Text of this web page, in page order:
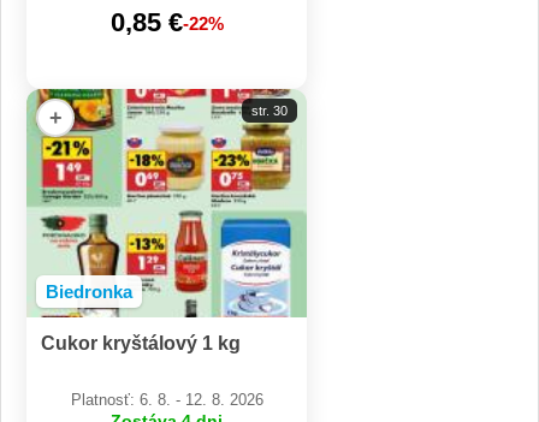
0,85 €-22%
+
Biedronka
str. 30
Cukor kryštálový 1 kg
Platnosť: 6. 8. - 12. 8. 2026